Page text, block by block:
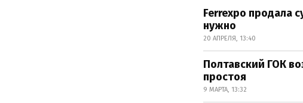
Ferrexpo продала
нужно
20 АПРЕЛЯ, 13:40
Полтавский ГОК
простоя
9 МАРТА, 13:32